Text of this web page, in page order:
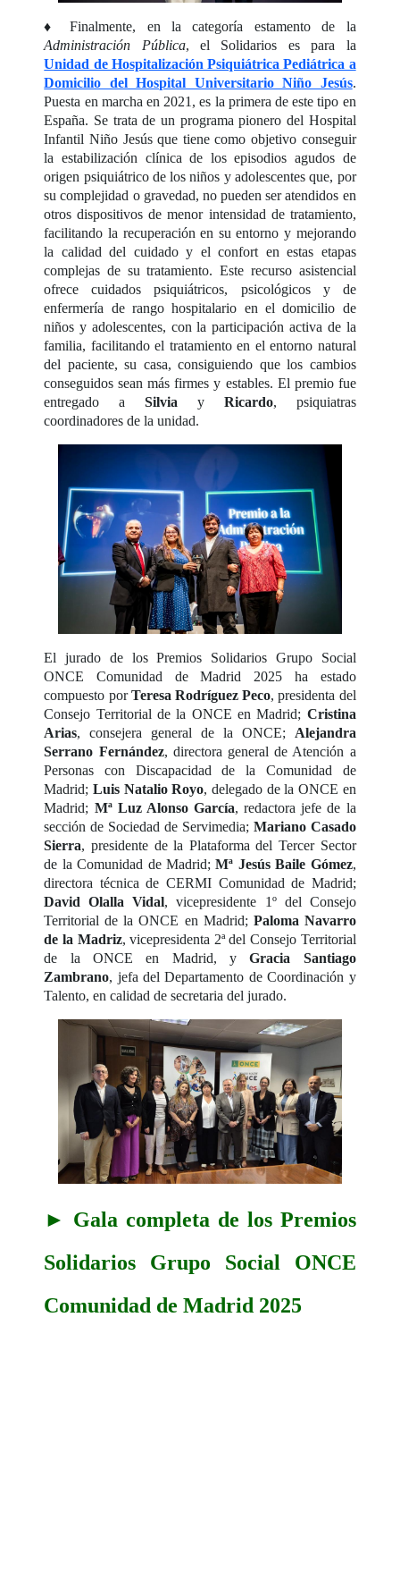
♦ Finalmente, en la categoría estamento de la
Administración Pública, el Solidarios es para la
Unidad de Hospitalización Psiquiátrica Pediátrica a
Domicilio del Hospital Universitario Niño Jesús.
Puesta en marcha en 2021, es la primera de este tipo en
España. Se trata de un programa pionero del Hospital
Infantil Niño Jesús que tiene como objetivo conseguir
la estabilización clínica de los episodios agudos de
origen psiquiátrico de los niños y adolescentes que, por
su complejidad o gravedad, no pueden ser atendidos en
otros dispositivos de menor intensidad de tratamiento,
facilitando la recuperación en su entorno y mejorando
la calidad del cuidado y el confort en estas etapas
complejas de su tratamiento. Este recurso asistencial
ofrece cuidados psiquiátricos, psicológicos y de
enfermería de rango hospitalario en el domicilio de
niños y adolescentes, con la participación activa de la
familia, facilitando el tratamiento en el entorno natural
del paciente, su casa, consiguiendo que los cambios
conseguidos sean más firmes y estables. El premio fue
entregado aSilvia y Ricardo, psiquiatras
coordinadores de la unidad.
El jurado de los Premios Solidarios Grupo Social
ONCE Comunidad de Madrid 2025 ha estado
compuesto porTeresa Rodríguez Peco, presidenta del
Consejo Territorial de la ONCE en Madrid; Cristina
Arias, consejera general de la ONCE; Alejandra
Serrano Fernández, directora general de Atención a
Personas con Discapacidad de la Comunidad de
Madrid; Luis Natalio Royo, delegado de la ONCE en
Madrid; Mª Luz Alonso García, redactora jefe de la
sección de Sociedad de Servimedia; Mariano Casado
Sierra, presidente de la Plataforma del Tercer Sector
de la Comunidad de Madrid;Mª Jesús Baile Gómez,
directora técnica de CERMI Comunidad de Madrid;
David Olalla Vidal, vicepresidente 1º del Consejo
Territorial de la ONCE en Madrid; Paloma Navarro
de la Madriz, vicepresidenta 2ª del Consejo Territorial
de la ONCE en Madrid, yGracia Santiago
Zambrano, jefa del Departamento de Coordinación y
Talento, en calidad de secretaria del jurado.
► Gala completa de los Premios
Solidarios Grupo Social ONCE
Comunidad de Madrid 2025